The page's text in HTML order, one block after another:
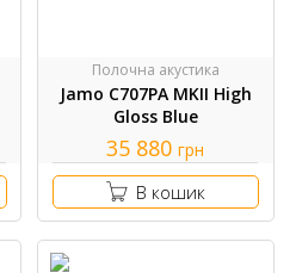
Полочна акустика
Jamo C707PA MKII High
Gloss Blue
35 880 грн
В кошик